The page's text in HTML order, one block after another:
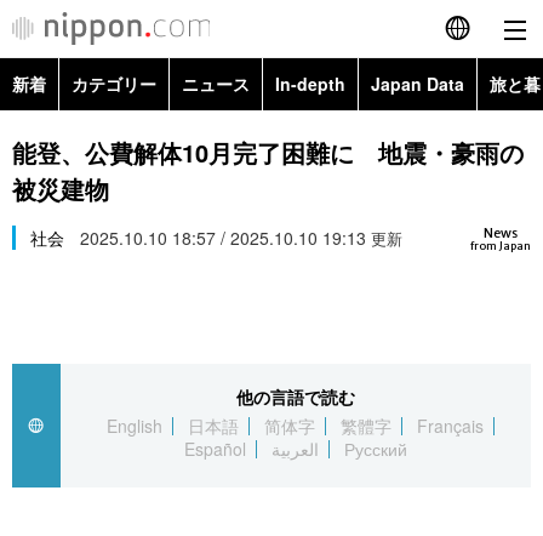
English
简体字
Русский
カテゴリー
経済・ビジネス
国際
トップ
アーカイブ
In-depth
Japan Data
新着 カテゴリー ニュース In-depth Japan Data 旅と
政治・外交
経済・ビジネス
Topics
能登、公費解体10月完了困難に 地震・豪雨の
被災建物
News
from Japan
社会 2025.10.10 18:57 / 2025.10.10 19:13 更新
他の言語で読む
English
日本語 简体字 繁體字
Français
Español
العربية Русский